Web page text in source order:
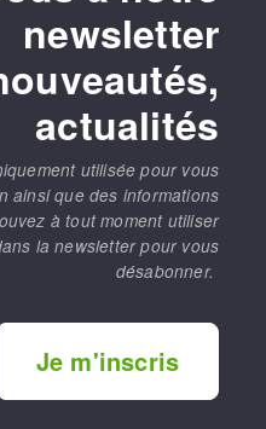
newsletter
actualités
utilisée pour vous
ainsi que des informations
à tout moment utiliser
la newsletter pour vous
désabonner.
Je m'inscris